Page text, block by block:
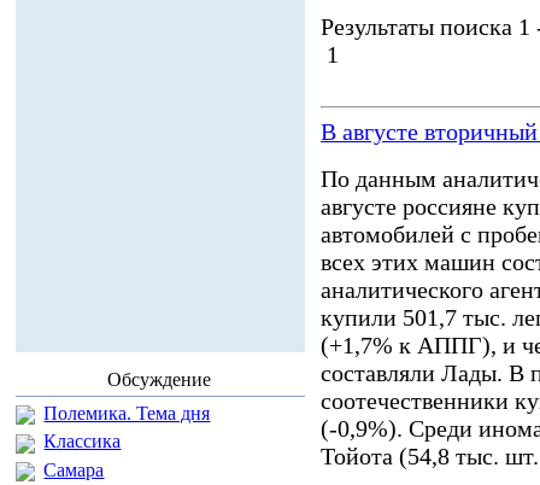
Обсуждение
Полемика. Тема дня
Классика
Самара
Результаты поиска 1
1
В августе
По данным
августе россияне
автомобилей с
всех этих машин
аналитического
купили 501,7 тыс.
(+1,7% к АППГ), и
составляли Лады. В
соотечественники
(-0,9%). Среди
Тойота (54,8 тыс. шт.